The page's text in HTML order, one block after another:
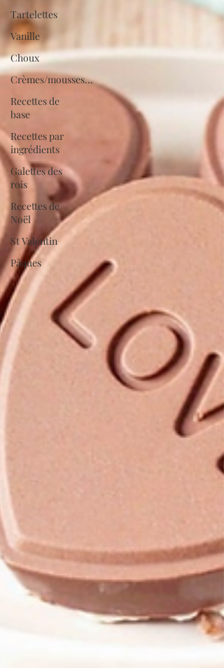
Tartelettes
Vanille
Choux
Crèmes/mousses...
Recettes de
base
Recettes par
ingrédients
Galettes des
rois
Recettes de
Noël
St Valentin
Pâques